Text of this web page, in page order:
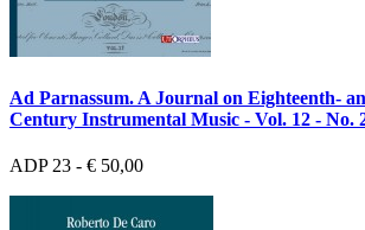
Ad Parnassum. A Journal on Eighteenth-
Century Instrumental Music - Vol. 12 - No.
ADP 23 - € 50,00